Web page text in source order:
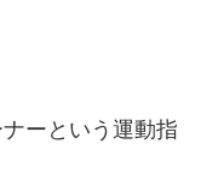
ーという運動指